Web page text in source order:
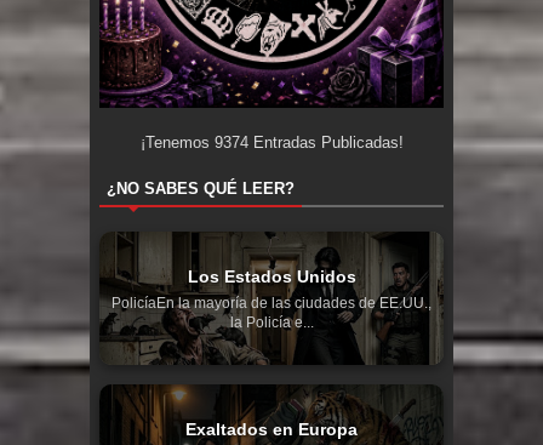
¡Tenemos 9374Entradas Publicadas!
¿NO SABES QUÉ LEER?
Los Estados Unidos
PolicíaEn la mayoría de las ciudades de EE.UU.,
la Policía e...
Exaltados en Europa